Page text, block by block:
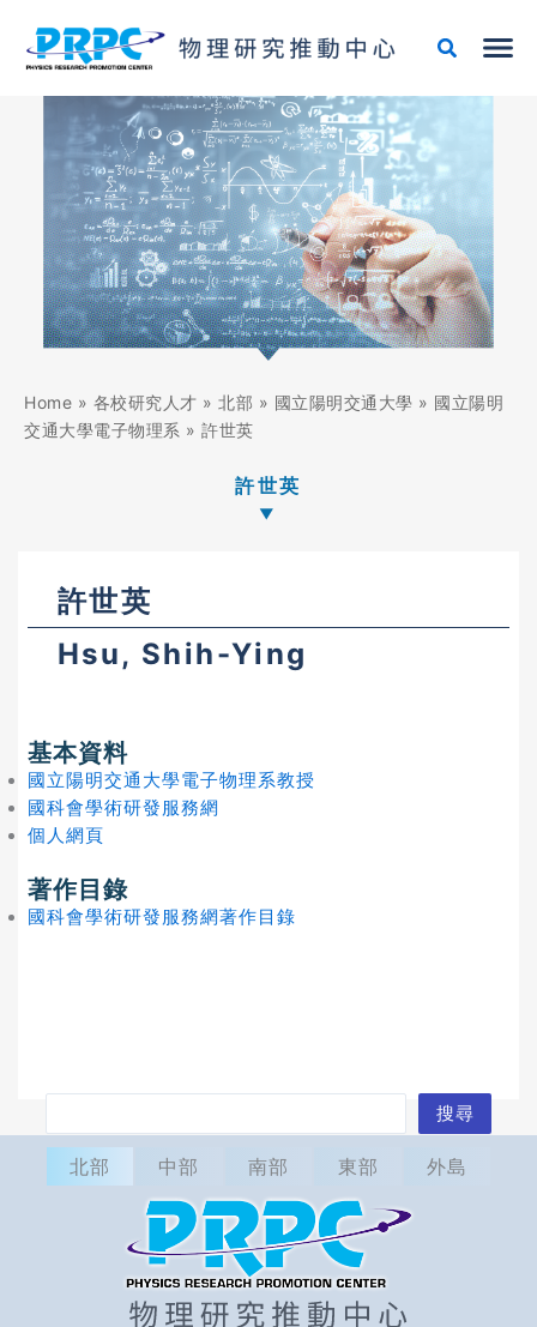
Home » 各校研究人才 » 北部 » 國立陽明交通大學 » 國立陽明
交通大學電子物理系 » 許世英
許世英
許世英
Hsu, Shih-Ying
基本資料
國立陽明交通大學電子物理系教授
國科會學術研發服務網
個人網頁
著作目錄
國科會學術研發服務網著作目錄
尋
搜尋
北部 中部 南部 東部 外島